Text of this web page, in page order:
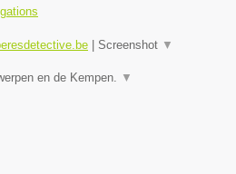
Screenshot ▼
en de Kempen. ▼